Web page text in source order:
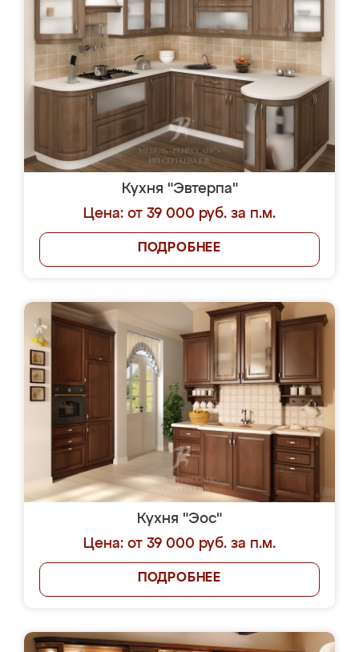
Кухня "Эвтерпа"
Цена: от 39 000 руб. за п.м.
ПОДРОБНЕЕ
Кухня "Эос"
Цена: от 39 000 руб. за п.м.
ПОДРОБНЕЕ